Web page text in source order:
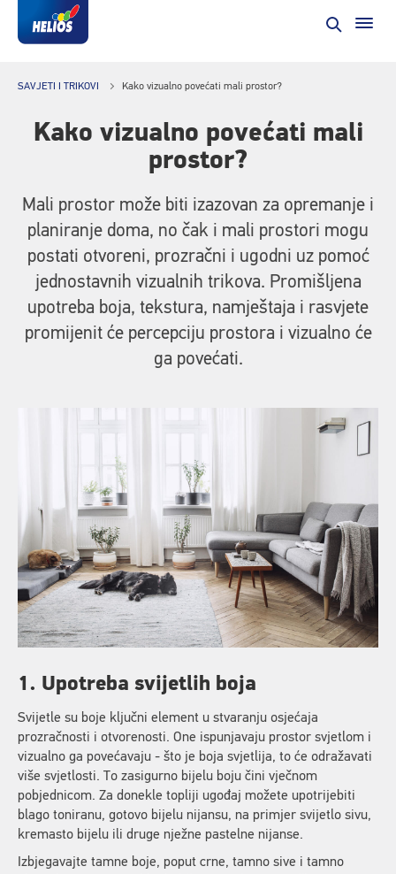
SAVJETI I TRIKOVI Kako vizualno povećati mali prostor?
Kako vizualno povećati mali
prostor?
Mali prostor može biti izazovan za opremanje i
planiranje doma, no čak i mali prostori mogu
postati otvoreni, prozračni i ugodni uz pomoć
jednostavnih vizualnih trikova. Promišljena
upotreba boja, tekstura, namještaja i rasvjete
promijenit će percepciju prostora i vizualno će
ga povećati.
1. Upotreba svijetlih boja
Svijetle su boje ključni element u stvaranju osjećaja
prozračnosti i otvorenosti. One ispunjavaju prostor svjetlom i
vizualno ga povećavaju - što je boja svjetlija, to će odražavati
više svjetlosti. To zasigurno bijelu boju čini vječnom
pobjednicom. Za donekle topliji ugođaj možete upotrijebiti
blago toniranu, gotovo bijelu nijansu, na primjer svijetlo sivu,
kremasto bijelu ili druge nježne pastelne nijanse.
Izbjegavajte tamne boje, poput crne, tamno sive i tamno